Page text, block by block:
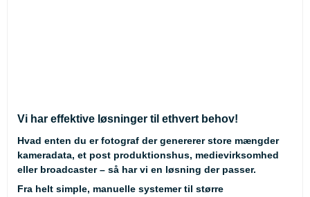
Vi har effektive løsninger til ethvert behov!
Hvad enten du er fotograf der genererer store mængder
kameradata, et post produktionshus, medievirksomhed
eller broadcaster – så har vi en løsning der passer.
Fra helt simple, manuelle systemer til større